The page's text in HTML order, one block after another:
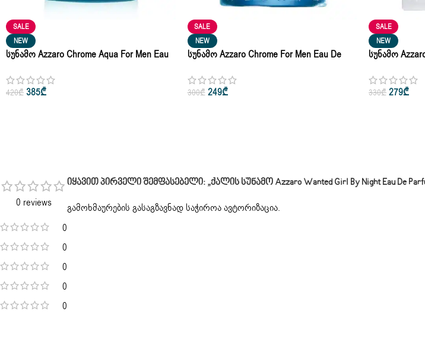
SALE
NEW
Სუნამო Azzaro Chrome Aqua For Men Eau
420₾ 385₾
SALE
NEW
Სუნამო Azzaro Chrome For Men Eau De
300₾ 249₾
SALE
NEW
Სუნამო
330₾ 279₾
0 reviews
0
0
0
0
0
Იყავით Პირველი Შემფასებელი: „ქალის Სუნამო Azzaro Wanted Girl By Night Eau De
გამოხმაურების გასაგზავნად საჭიროაავტორიზაცია.